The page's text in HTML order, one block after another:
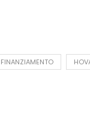
FINANZIAMENTO